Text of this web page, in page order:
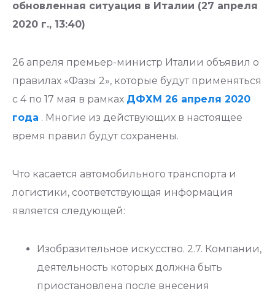
обновленная ситуация в Италии (27 апреля
2020 г., 13:40)
26 апреля премьер-министр Италии объявил о
правилах «Фазы 2», которые будут применяться
с 4 по 17 мая в рамках ДФХМ 26 апреля 2020
года . Многие из действующих в настоящее
время правил будут сохранены.
Что касается автомобильного транспорта и
логистики, соответствующая информация
является следующей:
Изобразительное искусство. 2.7. Компании,
деятельность которых должна быть
приостановлена ​​после внесения